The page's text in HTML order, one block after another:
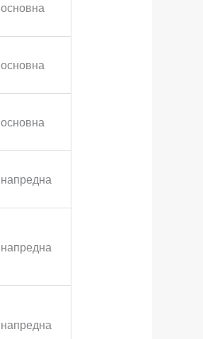
основна
основна
основна
напредна
напредна
напредна